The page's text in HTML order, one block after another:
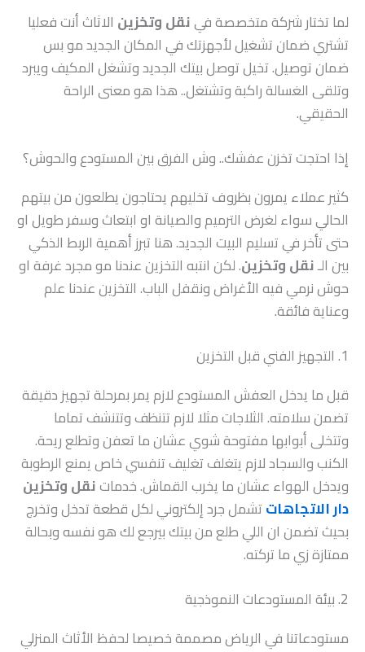
لما تختار شركة متخصصة فينقل وتخزين الاثاث أنت فعليا
تشتري ضمان تشغيل لأجهزتك في المكان الجديد مو بس
ضمان توصيل. تخيل توصل بيتك الجديد وتشغل المكيف ويبرد
وتلقى الغسالة راكبة وتشتغل.. هذا هو معنى الراحة
الحقيقي.
إذا احتجت تخزن عفشك.. وش الفرق بين المستودع والحوش؟
كثير عملاء يمرون بظروف تخليهم يحتاجون يطلعون من بيتهم
الحالي سواء لغرض الترميم والصيانة او ابتعاث وسفر طويل او
حتى تأخر في تسليم البيت الجديد. هنا تبرز أهمية الربط الذكي
بين الـنقل وتخزين. لكن انتبه التخزين عندنا مو مجرد غرفة او
حوش نرمي فيه الأغراض ونقفل الباب. التخزين عندنا علم
وعناية فائقة.
1. التجهيز الفني قبل التخزين
قبل ما يدخل العفش المستودع لازم يمر بمرحلة تجهيز دقيقة
تضمن سلامته. الثلاجات مثلا لازم تتنظف وتتنشف تماما
وتتخلى أبوابها مفتوحة شوي عشان ما تعفن وتطلع ريحة.
الكنب والسجاد لازم يتغلف تغليف تنفسي خاص يمنع الرطوبة
ويدخل الهواء عشان ما يخرب القماش. خدماتنقل وتخزين
دار الاتجاهاتتشمل جرد إلكتروني لكل قطعة تدخل وتخرج
بحيث تضمن ان اللي طلع من بيتك بيرجع لك هو نفسه وبحالة
ممتازة زي ما تركته.
2. بيئة المستودعات النموذجية
مستودعاتنا في الرياض مصممة خصيصا لحفظ الأثاث المنزلي